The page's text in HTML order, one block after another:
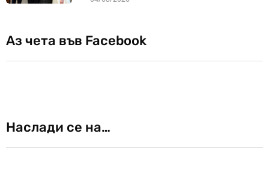
Аз чета във Facebook
Наслади се на…